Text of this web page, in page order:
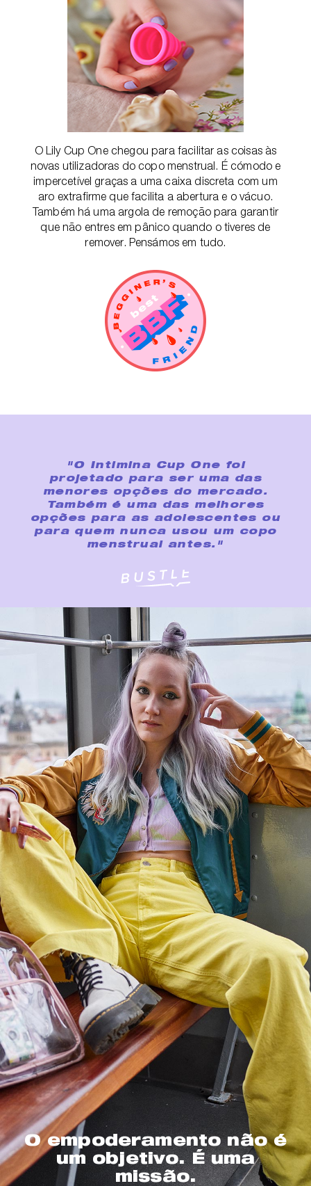
O Lily Cup One chegou para facilitar as coisas às
novas utilizadoras do copo menstrual. É cómodo e
impercetível graças a uma caixa discreta com um
aro extrafirme que facilita a abertura e o vácuo.
Também há uma argola de remoção para garantir
que não entres em pânico quando o tiveres de
remover. Pensámos em tudo.
"O Intimina Cup One foi
projetado para ser uma das
menores opções do mercado.
Também é uma das melhores
opções para as adolescentes ou
para quem nunca usou um copo
menstrual antes."
O empoderamento não é
um objetivo. É uma
missão.